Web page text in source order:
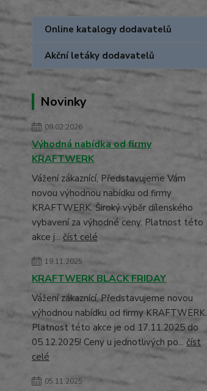
Online katalogy dodavatelů
Akční letáky dodavatelů
Novinky
09.02.2026
Výhodná nabídka od firmy
KRAFTWERK
Vážení zákaznící, Představujeme Vám
novou výhodnou nabídku od firmy
KRAFTWERK. Široký výběr dílenského
vybavení za výhodné ceny. Platnost této
akce j... číst celé
19.11.2025
KRAFTWERK BLACK FRIDAY
Vážení zákaznící, Představujeme novou
výhodnou nabídku od firmy KRAFTWERK.
Platnost této akce je od 17.11.2025 do
05.12.2025! Ceny u jednotlivých po... číst
celé
05.11.2025